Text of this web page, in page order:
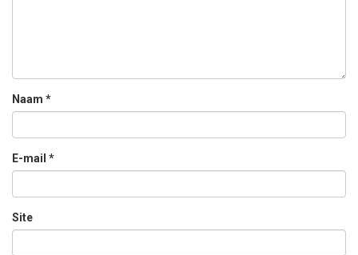
Naam *
E-mail *
Site